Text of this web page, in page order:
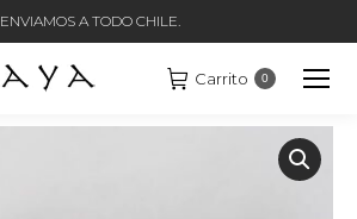
ENVIAMOS A TODO CHILE.
Carrito 0